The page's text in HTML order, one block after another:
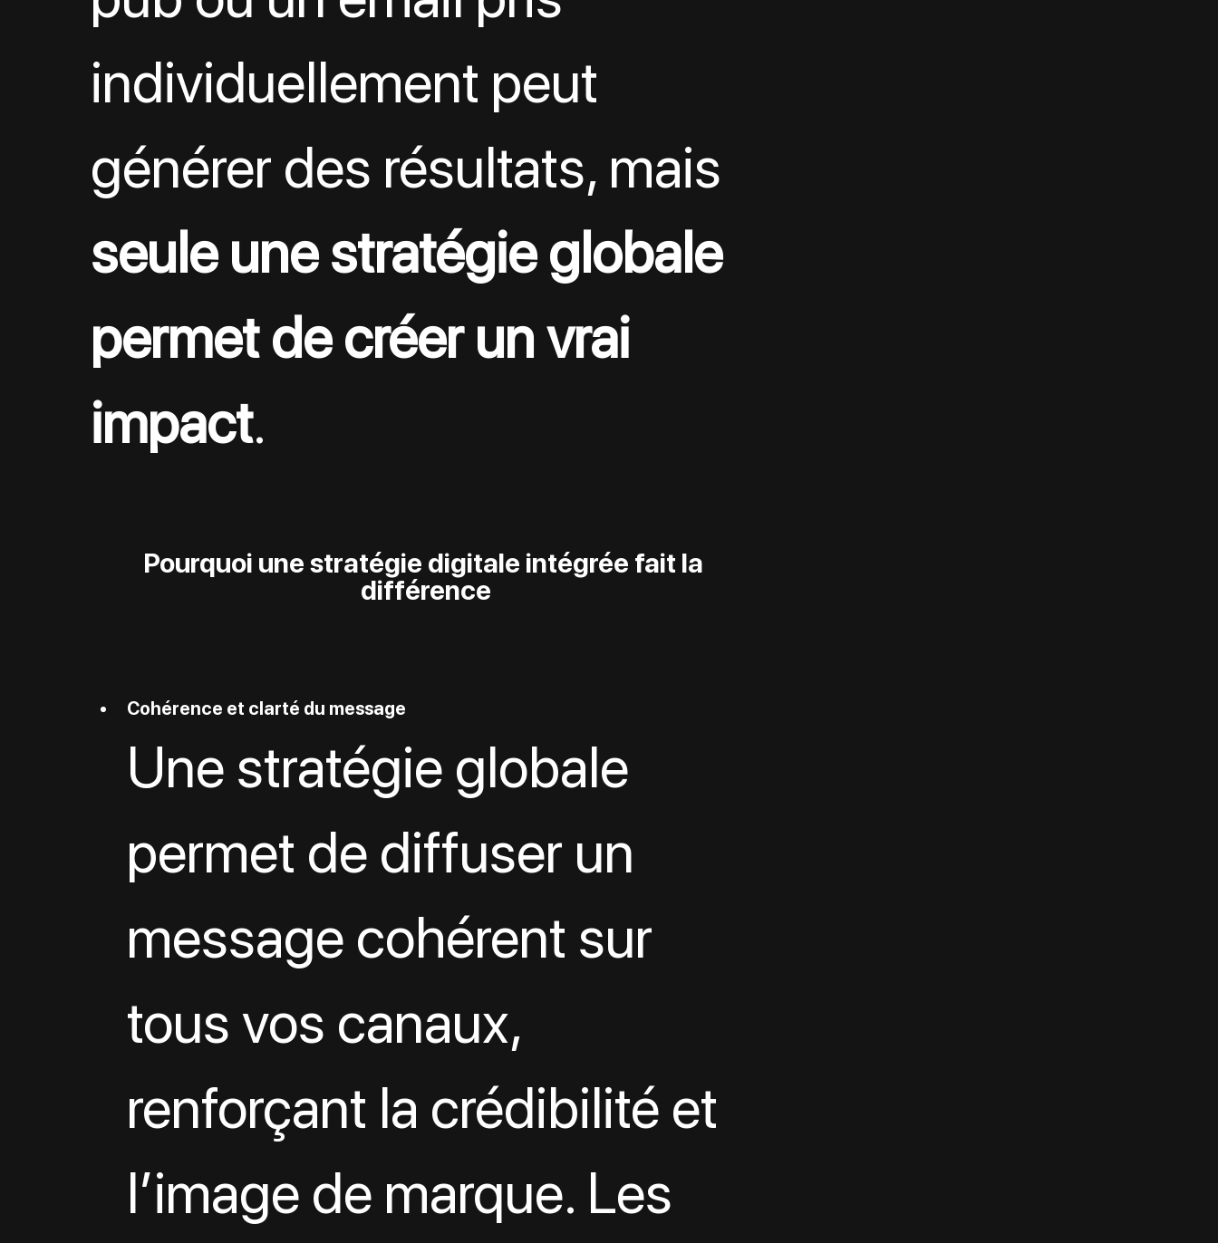
individuellement peut
générer des résultats, mais
seule une stratégie globale
permet de créer un vrai
impact.
Pourquoi une stratégie digitale intégrée fait la
différence
Cohérence et clarté du message
Une stratégie globale
permet de diffuser un
message cohérent sur
tous vos canaux,
renforçant la crédibilité et
l’image de marque. Les